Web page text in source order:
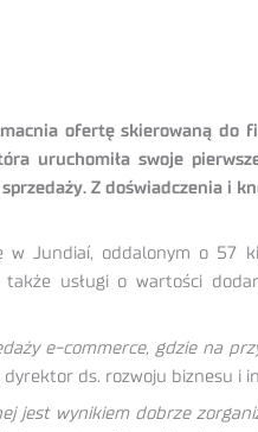
ofertę skierowaną do
uruchomiła swoje
Z doświadczenia i
w Jundiaí, oddalonym o 57
usługi o wartości
e-commerce, gdzie na
ds. rozwoju biznesu i
jest wynikiem dobrze